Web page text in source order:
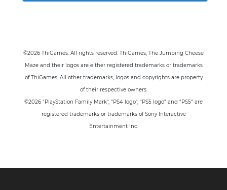
©2026 ThiGames. All rights reserved. ThiGames, The Jumping Cheese
Mazeand their logos are either registered trademarks or trademarks
of ThiGames. All other trademarks, logos and copyrights are property
of their respective owners.
©2026 "PlayStation Family Mark", "PS4 logo", "PS5 logo" and "PS5" are
registered trademarks or trademarks of Sony Interactive
Entertainment Inc.